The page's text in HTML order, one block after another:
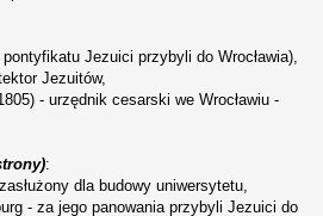
Jezuici przybyli do Wrocławia),
Jezuitów,
- urzędnik cesarski we Wrocławiu -
:
dla budowy uniwersytetu,
- za jego panowania przybyli Jezuici do